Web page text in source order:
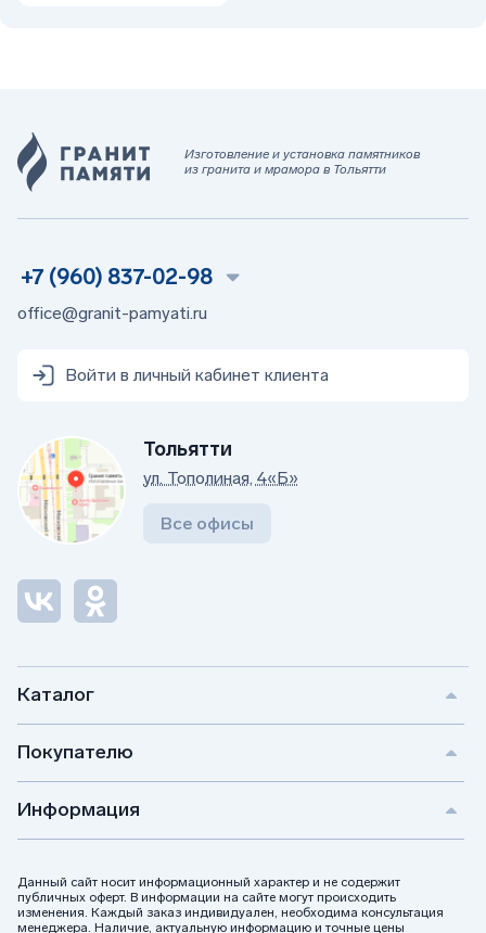
Изготовление и установка памятников
из гранита и мрамора в Тольятти
Каталог
Покупателю
Информация
Данный сайт носит информационный характер и не содержит
публичных оферт. В информации на сайте могут происходить
изменения. Каждый заказ индивидуален, необходима консультация
менеджера. Наличие, актуальную информацию и точные цены
+7 (960) 837-02-98
office@granit-pamyati.ru
Войти в личный кабинет клиента
Тольятти
ул. Тополиная, 4«Б»
Все офисы